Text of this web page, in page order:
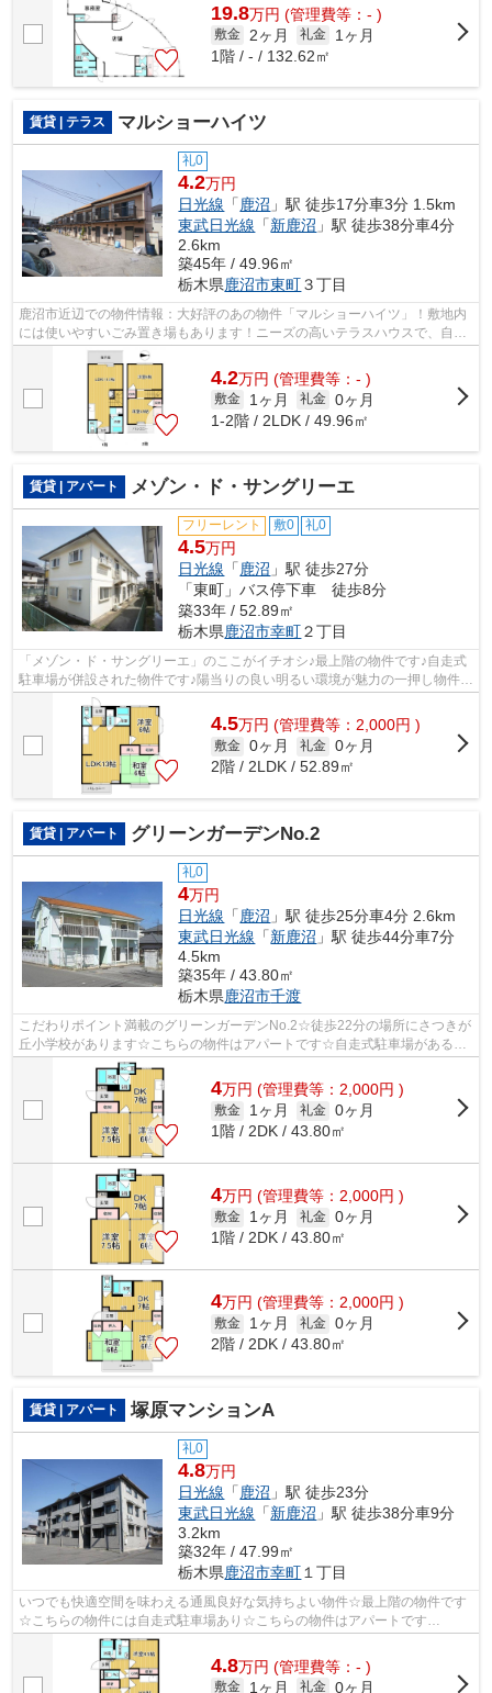
19.8万円 (管理費等：- )
敷金 2ヶ月 礼金
1ヶ月
1階 / - / 132.62㎡
賃貸 | テラス マルショーハイツ
礼0
4.2万円
日光線 「 鹿沼 」駅 徒歩17分車3分 1.5km
東武日光線 「新鹿沼 」駅 徒歩38分車4分
2.6km
築45年 / 49.96㎡
栃木県鹿沼市東町３丁目
鹿沼市近辺での物件情報：大好評のあの物件「マルショーハイツ」！敷地内
には使いやすいごみ置き場もあります！ニーズの高いテラスハウスで、自分
だけのオシャレな空間を演出！エスケ...
4.2万円 (管理費等：- )
敷金 1ヶ月 礼金 0ヶ月
1-2階 / 2LDK / 49.96㎡
賃貸 | アパート メゾン・ド・サングリーエ
フリーレント 敷0 礼0
4.5万円
日光線 「 鹿沼 」駅 徒歩27分
「東町」バス停下車 徒歩8分
築33年 / 52.89㎡
栃木県鹿沼市幸町２丁目
「メゾン・ド・サングリーエ」のここがイチオシ♪最上階の物件です♪自走式
駐車場が併設された物件です♪陽当りの良い明るい環境が魅力の一押し物件で
す♪エスケーホームには鹿沼市エリア...
4.5万円 (管理費等：2,000円 )
敷金 0ヶ月 礼金 0ヶ月
2階 / 2LDK / 52.89㎡
賃貸 | アパート グリーンガーデンNo.2
礼0
4万円
日光線 「鹿沼 」駅 徒歩25分車4分 2.6km
東武日光線 「新鹿沼 」駅 徒歩44分車7分
4.5km
築35年 / 43.80㎡
栃木県鹿沼市千渡
こだわりポイント満載のグリーンガーデンNo.2☆徒歩22分の場所にさつきが
丘小学校があります☆こちらの物件はアパートです☆自走式駐車場がある物
件です☆エスケーホームでは、日光線鹿沼...
4万円 (管理費等：2,000円 )
敷金 1ヶ月 礼金 0ヶ月
1階 / 2DK / 43.80㎡
4万円 (管理費等：2,000円 )
敷金 1ヶ月 礼金 0ヶ月
1階 / 2DK / 43.80㎡
4万円 (管理費等：2,000円 )
敷金 1ヶ月 礼金 0ヶ月
2階 / 2DK / 43.80㎡
賃貸 | アパート 塚原マンションA
礼0
4.8万円
日光線 「鹿沼 」駅 徒歩23分
東武日光線 「新鹿沼 」駅 徒歩38分車9分
3.2km
築32年 / 47.99㎡
栃木県鹿沼市幸町１丁目
いつでも快適空間を味わえる通風良好な気持ちよい物件☆最上階の物件です
☆こちらの物件には自走式駐車場あり☆こちらの物件はアパートです
☆sk.home2@r2.dion.ne.jpまでお問い合わせくだ...
4.8万円 (管理費等：- )
敷金 1ヶ月 礼金 0ヶ月